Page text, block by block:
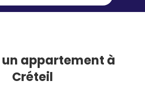
un appartement à
Créteil